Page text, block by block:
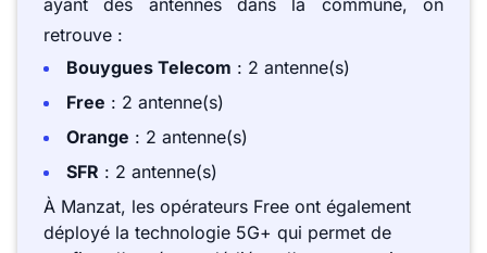
ayant des antennes dans la commune, on
retrouve :
Bouygues Telecom : 2 antenne(s)
Free : 2 antenne(s)
Orange : 2 antenne(s)
SFR : 2 antenne(s)
À Manzat, les opérateurs Free ont également
déployé la technologie 5G+ qui permet de